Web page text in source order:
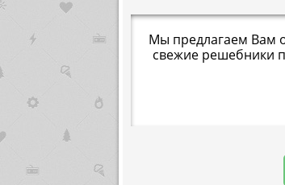
Мы предлагаем Вам
свежие решебники